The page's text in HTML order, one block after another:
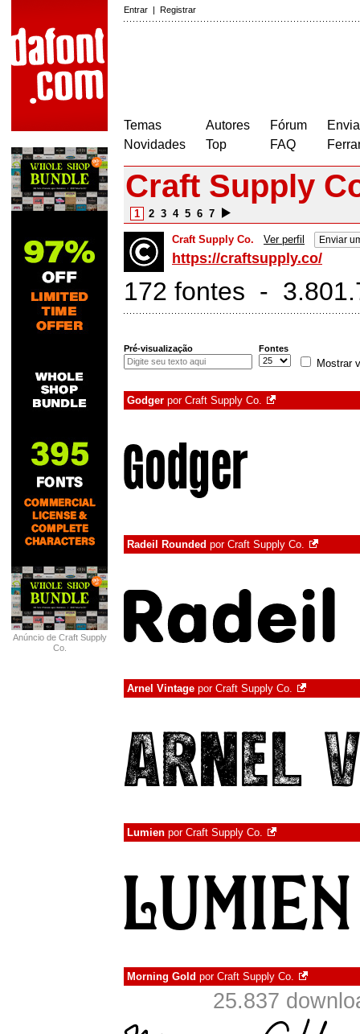
Entrar | Registrar
Temas
Novidades
Autores
Top
Fórum
FAQ
Anúncio de Craft Supply
Co.
Craft Supply
1 2 3 4 5 6 7
Craft Supply Co. Ver perfil Enviar
https://craftsupply.co/
172 fontes -
Pré-visualização Fontes
Mostrar
Godger por Craft Supply Co.
Radeil Rounded por Craft Supply Co.
Arnel Vintage por Craft Supply Co.
Lumien por Craft Supply Co.
Morning Gold por Craft Supply Co.
25.837